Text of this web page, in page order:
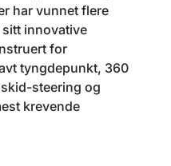
har vunnet flere
innovative
for
tyngdepunkt, 360
steering og
krevende